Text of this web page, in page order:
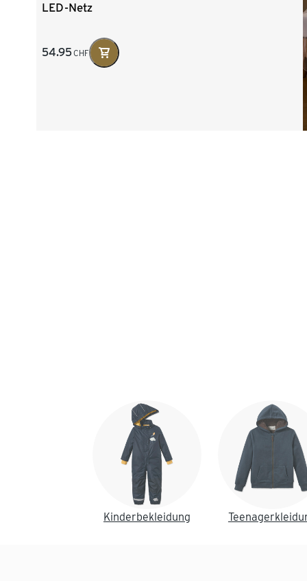
LED-Netz
54.95CHF
Kinderbekleidung